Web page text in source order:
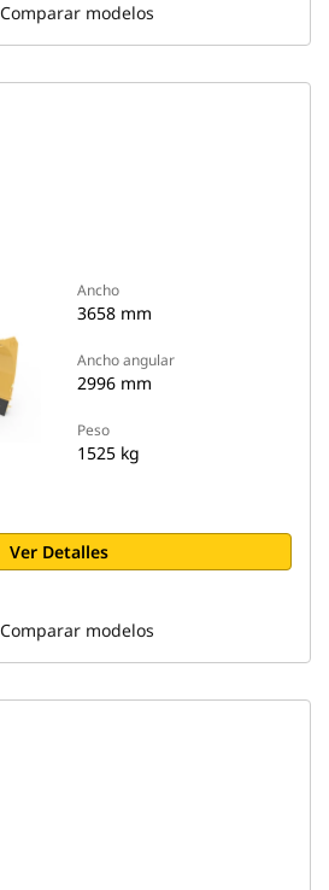
Comparar modelos
Ancho
3658 mm
Ancho angular
2996 mm
Peso
1525 kg
Ver Detalles
Comparar modelos